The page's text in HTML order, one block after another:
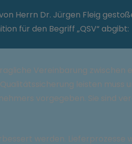
Herrn Dr. Jürgen Fleig
für den Begriff „QSV“ abgibt:
Vereinbarung zwischen
leisten muss
vorgegeben. Sie sind
werden.